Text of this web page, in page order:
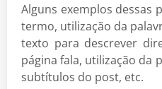
Alguns exemplos dessas
termo, utilização da
texto para descrever
página fala, utilização da
subtítulos do post, etc.